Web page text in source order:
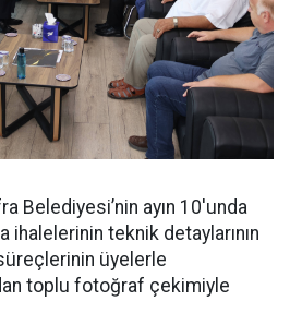
Belediyesi’nin ayın 10'unda
teknik detaylarının
üyelerle
toplu fotoğraf çekimiyle